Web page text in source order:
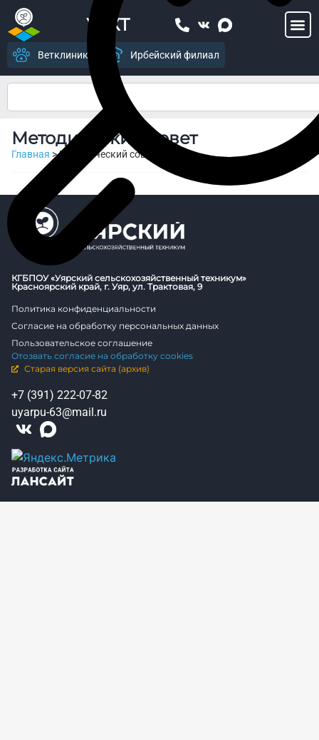
УСХТ
Ветклиника Ирбейский филиал
Методический совет
Главная >Методический совет
КГБПОУ «Уярский сельскохозяйственный техникум»
Красноярский край, г. Уяр, ул. Трактовая, 9
Политика конфиденциальности
Согласие на обработку персональных данных
Пользовательское соглашение
Отозвать согласие на обработку cookies
Старая версия сайта (архив)
+7 (391) 222-07-82
uyarpu-63@mail.ru